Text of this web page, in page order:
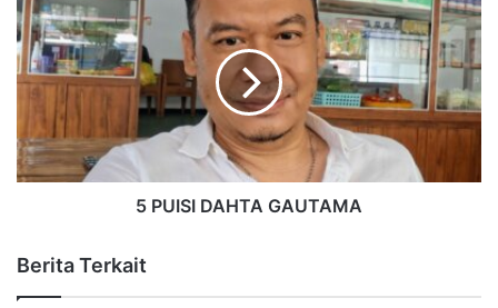
5 PUISI DAHTA GAUTAMA
Berita Terkait